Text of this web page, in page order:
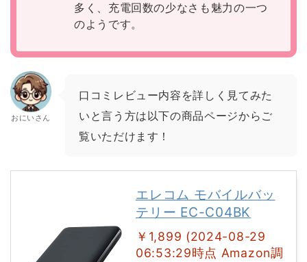
多く、充電回数の少なさも魅力の一つ
のようです。
おにいさん
口コミレビュー内容を詳しく見てみた
いと言う方は以下の商品ページからご
覧いただけます！
エレコム モバイルバッ
テリー EC-C04BK
￥1,899 (2024-08-29
06:53:29時点 Amazon調